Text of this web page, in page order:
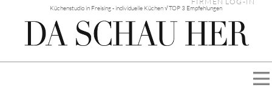
Küchenstudio in Freising - individuelle Küchen √ TOP 3 Empfehlungen